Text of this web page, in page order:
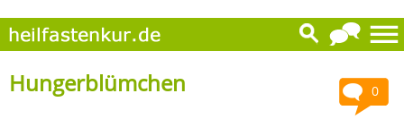
0
Hungerblümchen